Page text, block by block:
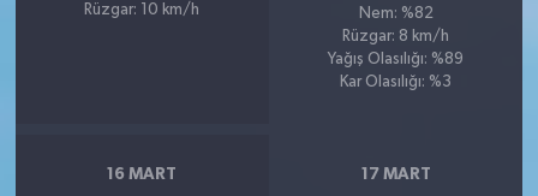
Rüzgar: 10 km/h
Nem: %82
Rüzgar: 8 km/h
Yağış Olasılığı: %89
Kar Olasılığı: %3
16 MART 17 MART